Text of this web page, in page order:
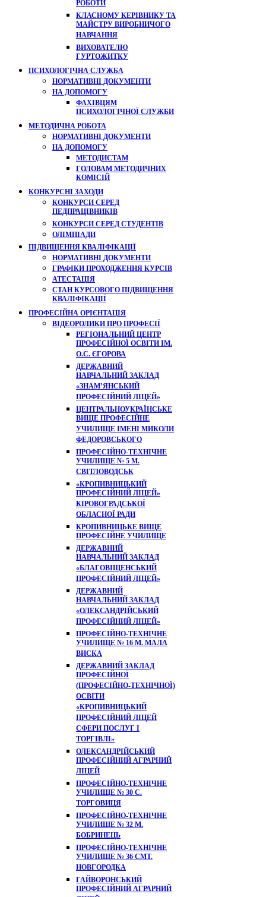
РОБОТИ
КЛАСНОМУ КЕРІВНИКУ ТА
МАЙСТРУ ВИРОБНИЧОГО
НАВЧАННЯ
ВИХОВАТЕЛЮ
ГУРТОЖИТКУ
ПСИХОЛОГІЧНА СЛУЖБА
НОРМАТИВНІ ДОКУМЕНТИ
НА ДОПОМОГУ
ФАХІВЦЯМ
ПСИХОЛОГІЧНОЇ СЛУЖБИ
МЕТОДИЧНА РОБОТА
НОРМАТИВНІ ДОКУМЕНТИ
НА ДОПОМОГУ
МЕТОДИСТАМ
ГОЛОВАМ МЕТОДИЧНИХ
КОМІСІЙ
КОНКУРСНІ ЗАХОДИ
КОНКУРСИ СЕРЕД
ПЕДПРАЦІВНИКІВ
КОНКУРСИ СЕРЕД СТУДЕНТІВ
ОЛІМПІАДИ
ПІДВИЩЕННЯ КВАЛІФІКАЦІЇ
НОРМАТИВНІ ДОКУМЕНТИ
ГРАФІКИ ПРОХОДЖЕННЯ КУРСІВ
АТЕСТАЦІЯ
СТАН КУРСОВОГО ПІДВИЩЕННЯ
КВАЛІФІКАЦІЇ
ПРОФЕСІЙНА ОРІЄНТАЦІЯ
ВІДЕОРОЛИКИ ПРО ПРОФЕСІЇ
РЕГІОНАЛЬНИЙ ЦЕНТР
ПРОФЕСІЙНОЇ ОСВІТИ ІМ.
О.С. ЄГОРОВА
ДЕРЖАВНИЙ
НАВЧАЛЬНИЙ ЗАКЛАД
«ЗНАМ’ЯНСЬКИЙ
ПРОФЕСІЙНИЙ ЛІЦЕЙ»
ЦЕНТРАЛЬНОУКРАЇНСЬКЕ
ВИЩЕ ПРОФЕСІЙНЕ
УЧИЛИЩЕ ІМЕНІ МИКОЛИ
ФЕДОРОВСЬКОГО
ПРОФЕСІЙНО-ТЕХНІЧНЕ
УЧИЛИЩЕ № 5 М.
СВІТЛОВОДСЬК
«КРОПИВНИЦЬКИЙ
ПРОФЕСІЙНИЙ ЛІЦЕЙ»
КІРОВОГРАДСЬКОЇ
ОБЛАСНОЇ РАДИ
КРОПИВНИЦЬКЕ ВИЩЕ
ПРОФЕСІЙНЕ УЧИЛИЩЕ
ДЕРЖАВНИЙ
НАВЧАЛЬНИЙ ЗАКЛАД
«БЛАГОВІЩЕНСЬКИЙ
ПРОФЕСІЙНИЙ ЛІЦЕЙ»
ДЕРЖАВНИЙ
НАВЧАЛЬНИЙ ЗАКЛАД
«ОЛЕКСАНДРІЙСЬКИЙ
ПРОФЕСІЙНИЙ ЛІЦЕЙ»
ПРОФЕСІЙНО-ТЕХНІЧНЕ
УЧИЛИЩЕ № 16 М. МАЛА
ВИСКА
ДЕРЖАВНИЙ ЗАКЛАД
ПРОФЕСІЙНОЇ
(ПРОФЕСІЙНО-ТЕХНІЧНОЇ)
ОСВІТИ
«КРОПИВНИЦЬКИЙ
ПРОФЕСІЙНИЙ ЛІЦЕЙ
СФЕРИ ПОСЛУГ І
ТОРГІВЛІ»
ОЛЕКСАНДРІЙСЬКИЙ
ПРОФЕСІЙНИЙ АГРАРНИЙ
ЛІЦЕЙ
ПРОФЕСІЙНО-ТЕХНІЧНЕ
УЧИЛИЩЕ № 30 С.
ТОРГОВИЦЯ
ПРОФЕСІЙНО-ТЕХНІЧНЕ
УЧИЛИЩЕ № 32 М.
БОБРИНЕЦЬ
ПРОФЕСІЙНО-ТЕХНІЧНЕ
УЧИЛИЩЕ № 36 СМТ.
НОВГОРОДКА
ГАЙВОРОНСЬКИЙ
ПРОФЕСІЙНИЙ АГРАРНИЙ